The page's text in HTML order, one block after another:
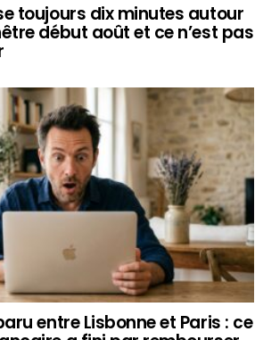
toujours dix minutes autour
début août et ce n’est pas
entre Lisbonne et Paris : ce